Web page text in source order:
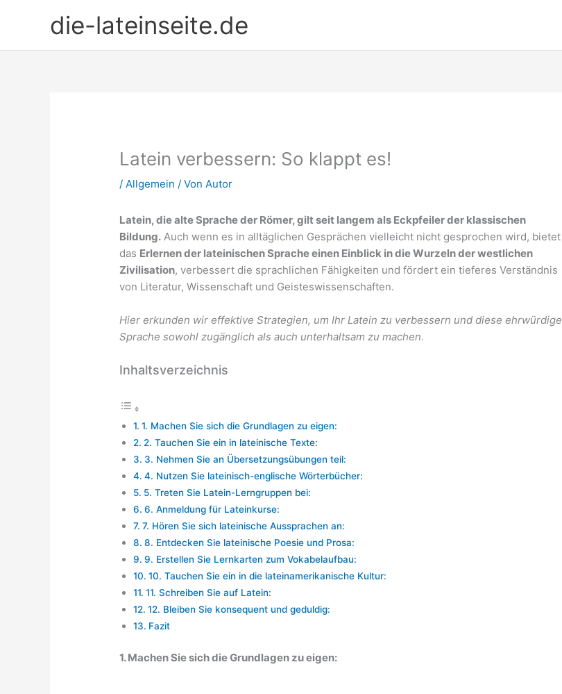
die-lateinseite.de
Latein verbessern: So klappt es!
/Allgemein / VonAutor
Latein, die alte Sprache der Römer, gilt seit langem als Eckpfeiler der klassischen
Bildung. Auch wenn es in alltäglichen Gesprächen vielleicht nicht gesprochen wird, bietet
das Erlernen der lateinischen Sprache einen Einblick in die Wurzeln der westlichen
Zivilisation, verbessert die sprachlichen Fähigkeiten und fördert ein tieferes Verständnis
von Literatur, Wissenschaft und Geisteswissenschaften.
Hier erkunden wir effektive Strategien, um Ihr Latein zu verbessern und diese ehrwürdige
Sprache sowohl zugänglich als auch unterhaltsam zu machen.
Inhaltsverzeichnis
1. Machen Sie sich die Grundlagen zu eigen:
2. Tauchen Sie ein in lateinische Texte:
3. Nehmen Sie an Übersetzungsübungen teil:
4. Nutzen Sie lateinisch-englische Wörterbücher:
5. Treten Sie Latein-Lerngruppen bei:
6. Anmeldung für Lateinkurse:
7. Hören Sie sich lateinische Aussprachen an:
8. Entdecken Sie lateinische Poesie und Prosa:
9. Erstellen Sie Lernkarten zum Vokabelaufbau:
10. Tauchen Sie ein in die lateinamerikanische Kultur:
11. Schreiben Sie auf Latein:
12. Bleiben Sie konsequent und geduldig:
Fazit
1. Machen Sie sich die Grundlagen zu eigen: